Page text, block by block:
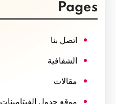
Pages
اتصل بنا
الشفافية
مقالات
موقع جدول الفيتامينات